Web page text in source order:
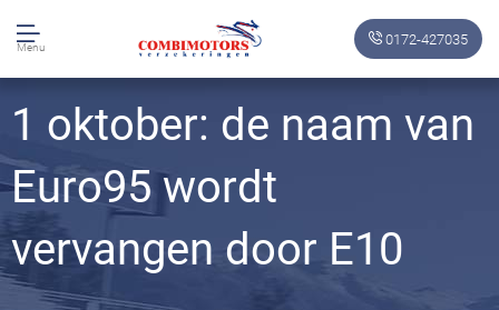
Menu 0172-427035
1 oktober: de naam van
Euro95 wordt
vervangen door E10